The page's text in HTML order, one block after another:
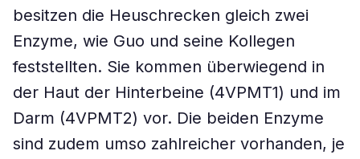
besitzen die Heuschrecken gleich zwei
Enzyme, wie Guo und seine Kollegen
feststellten. Sie kommen überwiegend in
der Haut der Hinterbeine (4VPMT1) und im
Darm (4VPMT2) vor. Die beiden Enzyme
sind zudem umso zahlreicher vorhanden, je